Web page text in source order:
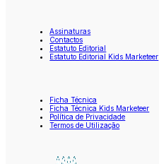
Assinaturas
Contactos
Estatuto Editorial
Estatuto Editorial Kids Marketeer
Ficha Técnica
Ficha Técnica Kids Marketeer
Política de Privacidade
Termos de Utilização